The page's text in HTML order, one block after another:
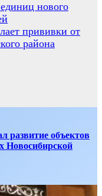
нового
прививки от
района
развитие объектов
Новосибирской